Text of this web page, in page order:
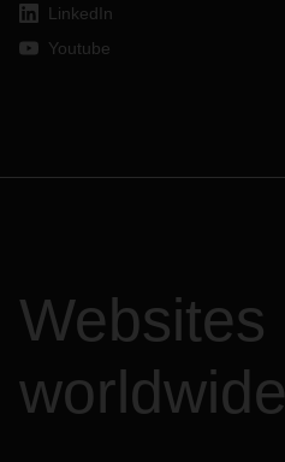
LinkedIn
Youtube
Websites
worldwide